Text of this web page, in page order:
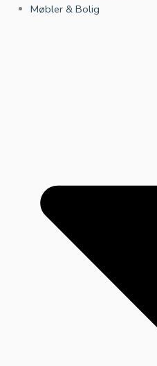
Møbler & Bolig